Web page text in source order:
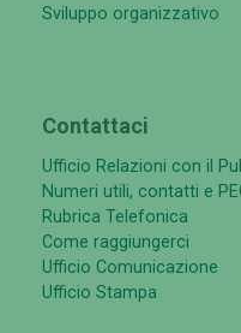
Sviluppo organizzativo
Contattaci
Ufficio Relazioni con il
Numeri utili, contatti e
Rubrica Telefonica
Come raggiungerci
Ufficio Comunicazione
Ufficio Stampa